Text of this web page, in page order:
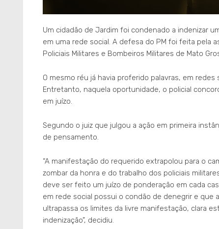
Um cidadão de Jardim foi condenado a indenizar
em uma rede social. A defesa do PM foi feita pela
Policiais Militares e Bombeiros Militares de Mato
O mesmo réu já havia proferido palavras, em
Entretanto, naquela oportunidade, o policial
em juízo.
Segundo o juiz que julgou a ação em primeira
de pensamento.
“A manifestação do requerido extrapolou para o
zombar da honra e do trabalho dos policiais
deve ser feito um juízo de ponderação em cada
em rede social possui o condão de denegrir e que
ultrapassa os limites da livre manifestação, clara
indenização”, decidiu.